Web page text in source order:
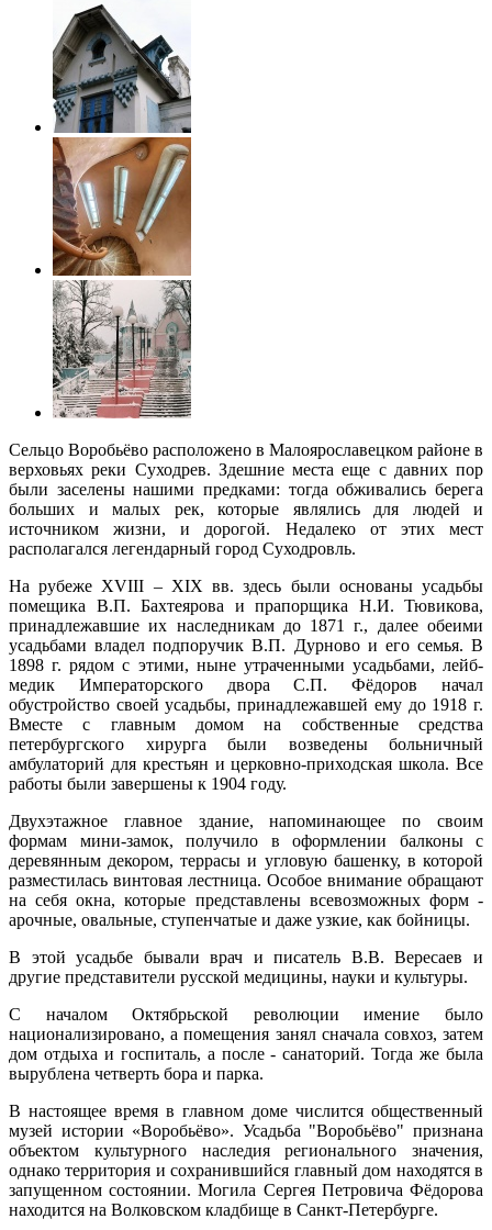
Сельцо Воробьёво расположено в Малоярославецком районе в
верховьях реки Суходрев. Здешние места еще с давних пор
были заселены нашими предками: тогда обживались берега
больших и малых рек, которые являлись для людей и
источником жизни, и дорогой. Недалеко от этих мест
располагался легендарный город Суходровль.
На рубеже XVIII – XIX вв. здесь были основаны усадьбы
помещика В.П. Бахтеярова и прапорщика Н.И. Тювикова,
принадлежавшие их наследникам до 1871 г., далее обеими
усадьбами владел подпоручик В.П. Дурново и его семья. В
1898 г. рядом с этими, ныне утраченными усадьбами, лейб-
медик Императорского двора С.П. Фёдоров начал
обустройство своей усадьбы, принадлежавшей ему до 1918 г.
Вместе с главным домом на собственные средства
петербургского хирурга были возведены больничный
амбулаторий для крестьян и церковно-приходская школа. Все
работы были завершены к 1904 году.
Двухэтажное главное здание, напоминающее по своим
формам мини-замок, получило в оформлении балконы с
деревянным декором, террасы и угловую башенку, в которой
разместилась винтовая лестница. Особое внимание обращают
на себя окна, которые представлены всевозможных форм -
арочные, овальные, ступенчатые и даже узкие, как бойницы.
В этой усадьбе бывали врач и писатель В.В. Вересаев и
другие представители русской медицины, науки и культуры.
С началом Октябрьской революции имение было
национализировано, а помещения занял сначала совхоз, затем
дом отдыха и госпиталь, а после - санаторий. Тогда же была
вырублена четверть бора и парка.
В настоящее время в главном доме числится общественный
музей истории «Воробьёво». Усадьба "Воробьёво" признана
объектом культурного наследия регионального значения,
однако территория и сохранившийся главный дом находятся в
запущенном состоянии. Могила Сергея Петровича Фёдорова
находится на Волковском кладбище в Санкт-Петербурге.